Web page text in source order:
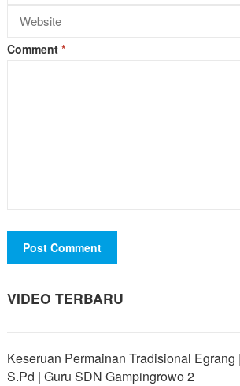
Comment *
VIDEO TERBARU
Keseruan Permainan Tradisional Egrang
S.Pd | Guru SDN Gampingrowo 2